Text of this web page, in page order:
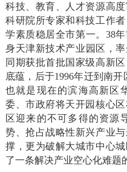
科技、教育、人才资源高
科研院所专家和科技工作
学素质稳居全市第一。38
身天津新技术产业园区，
同期获批首批国家级高新
底蕴，后于1996年迁到南
也就是现在的滨海高新区
委、市政府将天开园核心
区迎来的不可多得的资源
势、抢占战略性新兴产业
撑，更为破解大城市中心
了一条解决产业空心化难题